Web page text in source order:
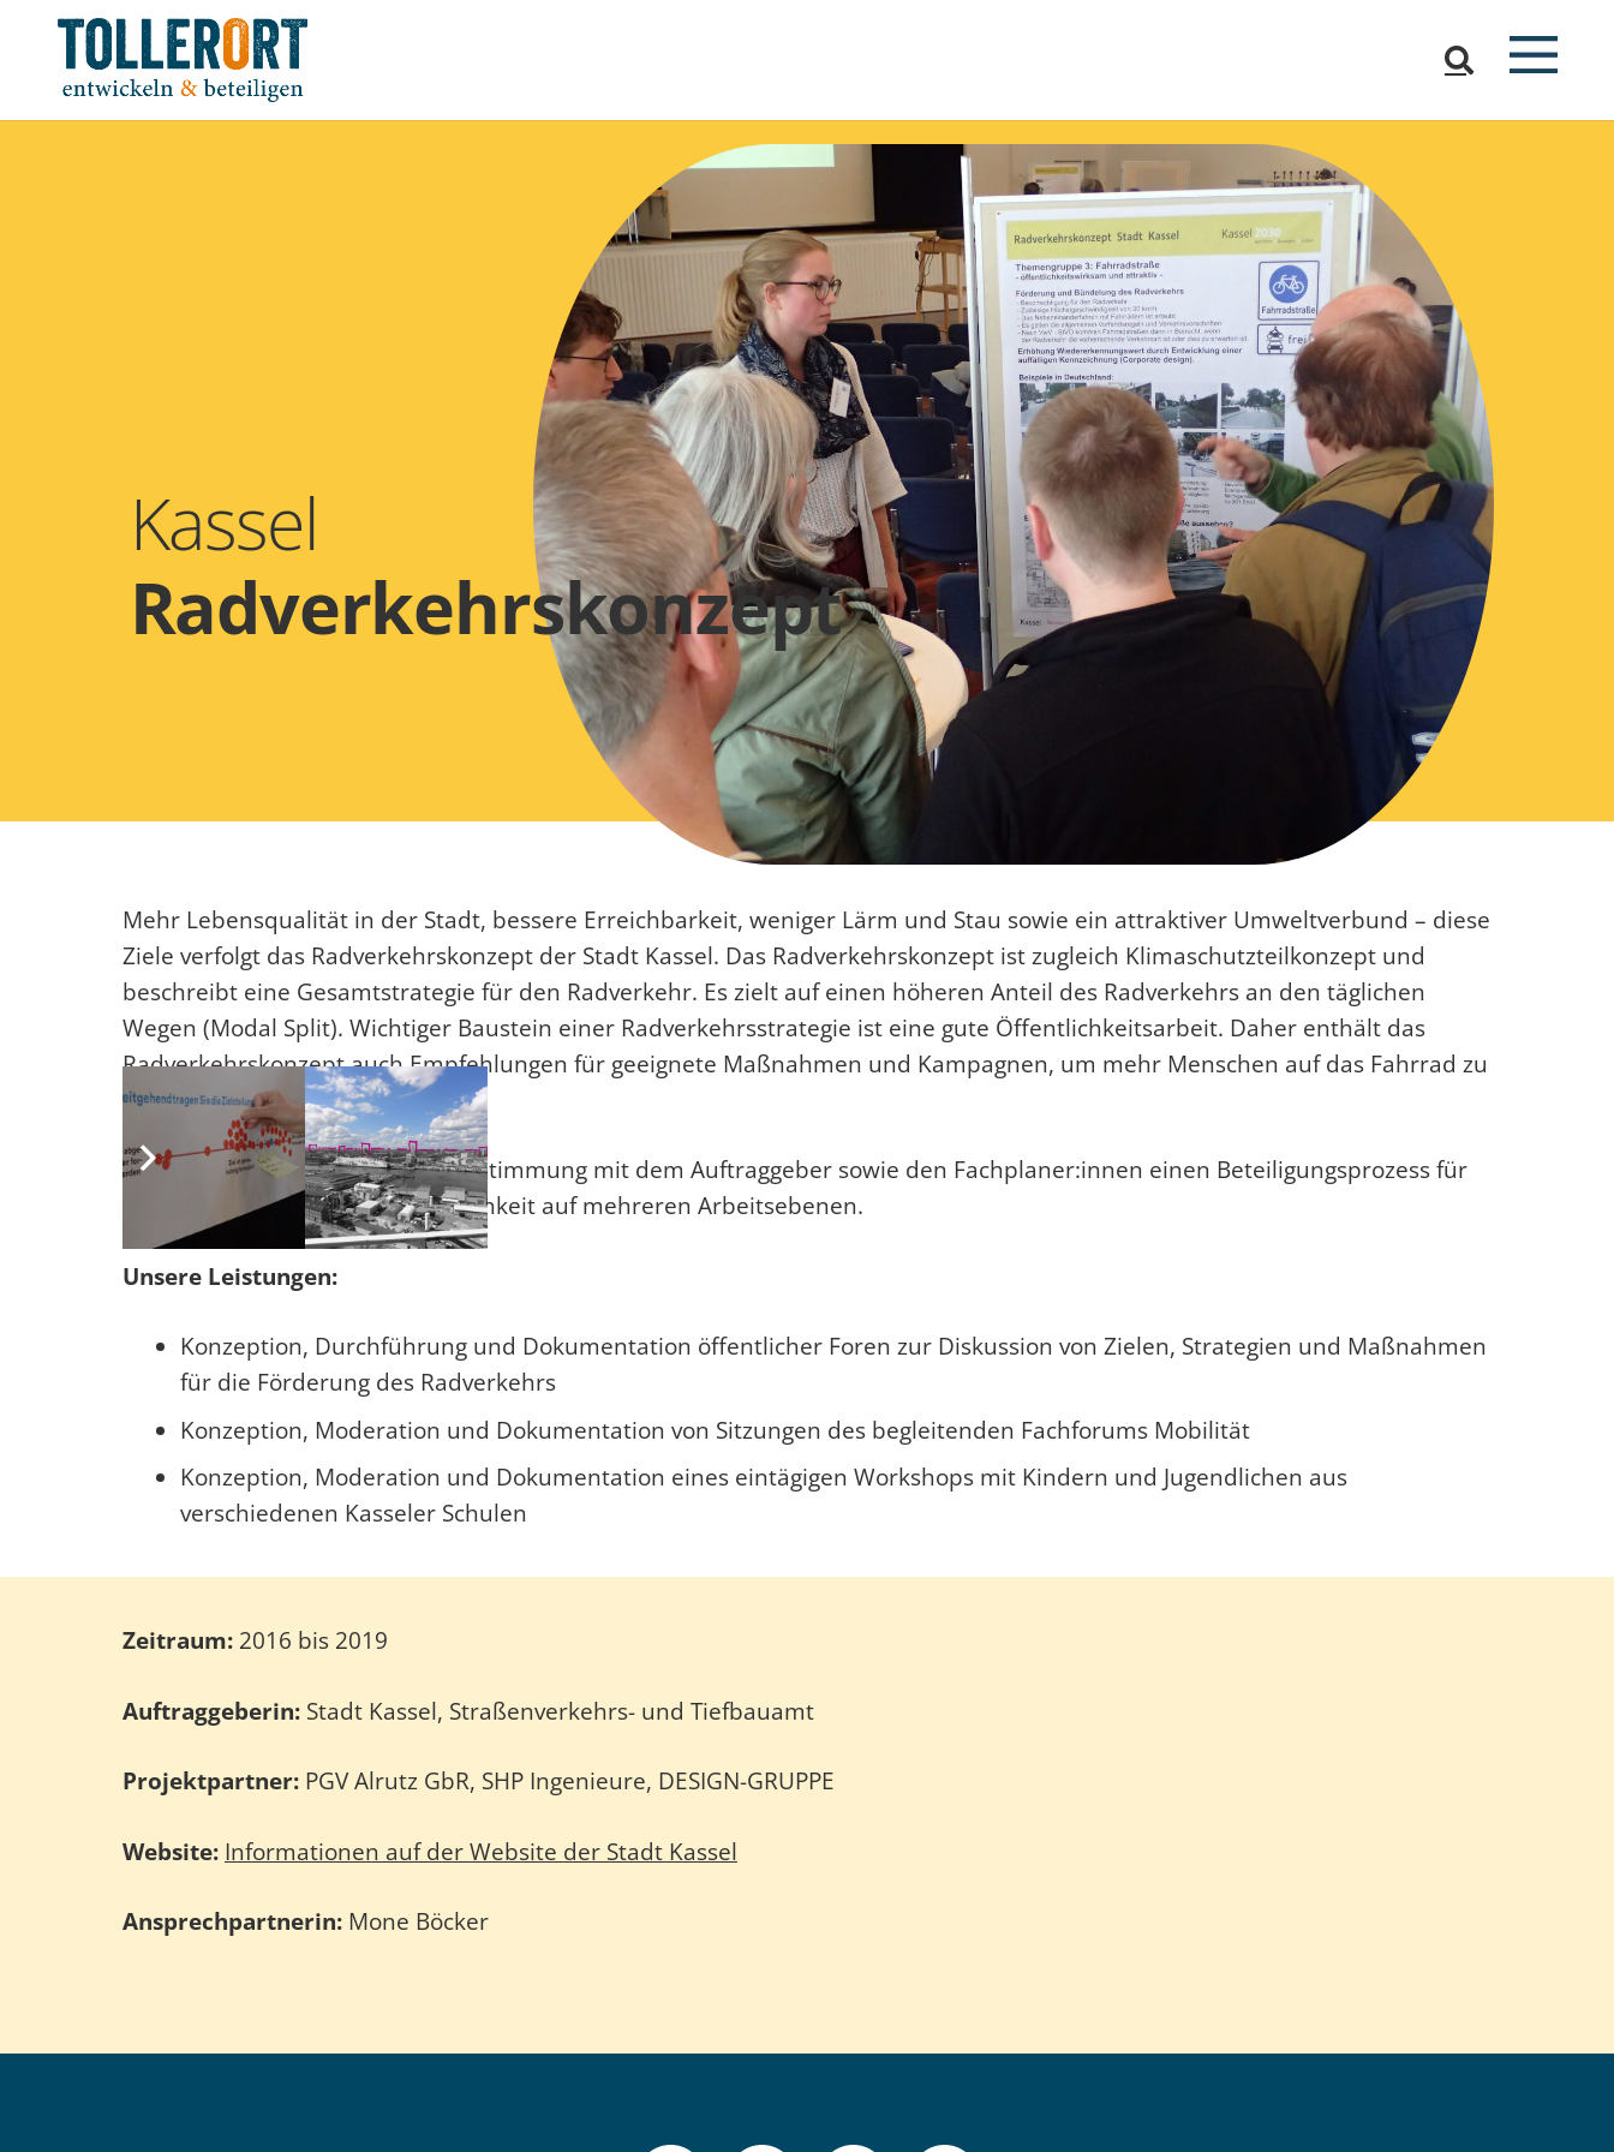
Kassel
Radverkehrskonzept
Mehr Lebensqualität in der Stadt, bessere Erreichbarkeit, weniger Lärm und Stau sowie ein attraktiver Umweltverbund – diese
Ziele verfolgt das Radverkehrskonzept der Stadt Kassel. Das Radverkehrskonzept ist zugleich Klimaschutzteilkonzept und
beschreibt eine Gesamtstrategie für den Radverkehr. Es zielt auf einen höheren Anteil des Radverkehrs an den täglichen
Wegen (Modal Split). Wichtiger Baustein einer Radverkehrsstrategie ist eine gute Öffentlichkeitsarbeit. Daher enthält das
Radverkehrskonzept auch Empfehlungen für geeignete Maßnahmen und Kampagnen, um mehr Menschen auf das Fahrrad zu
bringen.
TOLLERORT gestaltet in enger Abstimmung mit dem Auftraggeber sowie den Fachplaner:innen einen Beteiligungsprozess für
Akteur:innen und breite Öffentlichkeit auf mehreren Arbeitsebenen.
Unsere Leistungen:
Konzeption, Durchführung und Dokumentation öffentlicher Foren zur Diskussion von Zielen, Strategien und Maßnahmen
für die Förderung des Radverkehrs
Konzeption, Moderation und Dokumentation von Sitzungen des begleitenden Fachforums Mobilität
Konzeption, Moderation und Dokumentation eines eintägigen Workshops mit Kindern und Jugendlichen aus
verschiedenen Kasseler Schulen
Zeitraum: 2016 bis 2019
Auftraggeberin: Stadt Kassel, Straßenverkehrs- und Tiefbauamt
Projektpartner: PGV Alrutz GbR, SHP Ingenieure, DESIGN-GRUPPE
Website: Informationen auf der Website der Stadt Kassel
Ansprechpartnerin: Mone Böcker